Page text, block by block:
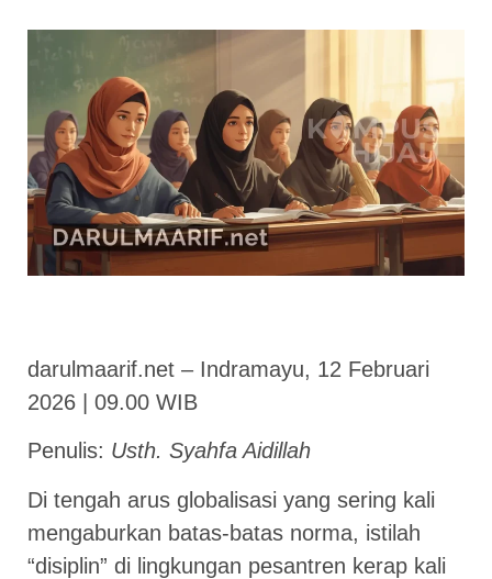
darulmaarif.net – Indramayu, 12 Februari
2026 | 09.00 WIB
Penulis: Usth. Syahfa Aidillah
Di tengah arus globalisasi yang sering kali
mengaburkan batas-batas norma, istilah
“disiplin” di lingkungan pesantren kerap kali